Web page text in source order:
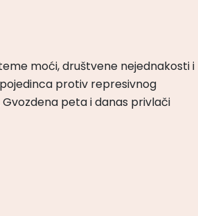
moći, društvene nejednakosti i
protiv represivnog
peta i danas privlači